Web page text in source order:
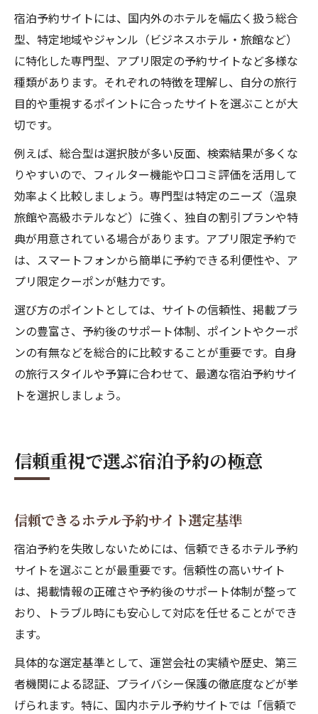
宿泊予約サイトには、国内外のホテルを幅広く扱う総合
型、特定地域やジャンル（ビジネスホテル・旅館など）
に特化した専門型、アプリ限定の予約サイトなど多様な
種類があります。それぞれの特徴を理解し、自分の旅行
目的や重視するポイントに合ったサイトを選ぶことが大
切です。
例えば、総合型は選択肢が多い反面、検索結果が多くな
りやすいので、フィルター機能や口コミ評価を活用して
効率よく比較しましょう。専門型は特定のニーズ（温泉
旅館や高級ホテルなど）に強く、独自の割引プランや特
典が用意されている場合があります。アプリ限定予約で
は、スマートフォンから簡単に予約できる利便性や、ア
プリ限定クーポンが魅力です。
選び方のポイントとしては、サイトの信頼性、掲載プラ
ンの豊富さ、予約後のサポート体制、ポイントやクーポ
ンの有無などを総合的に比較することが重要です。自身
の旅行スタイルや予算に合わせて、最適な宿泊予約サイ
トを選択しましょう。
信頼重視で選ぶ宿泊予約の極意
信頼できるホテル予約サイト選定基準
宿泊予約を失敗しないためには、信頼できるホテル予約
サイトを選ぶことが最重要です。信頼性の高いサイト
は、掲載情報の正確さや予約後のサポート体制が整って
おり、トラブル時にも安心して対応を任せることができ
ます。
具体的な選定基準として、運営会社の実績や歴史、第三
者機関による認証、プライバシー保護の徹底度などが挙
げられます。特に、国内ホテル予約サイトでは「信頼で